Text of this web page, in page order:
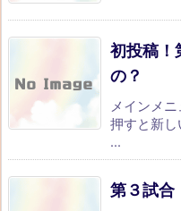
初投稿
の？
メインメ
押すと新し
...
第３試